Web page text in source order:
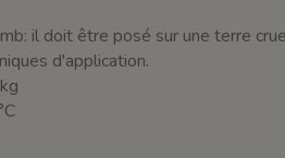
il doit être posé sur une terre
d'application.